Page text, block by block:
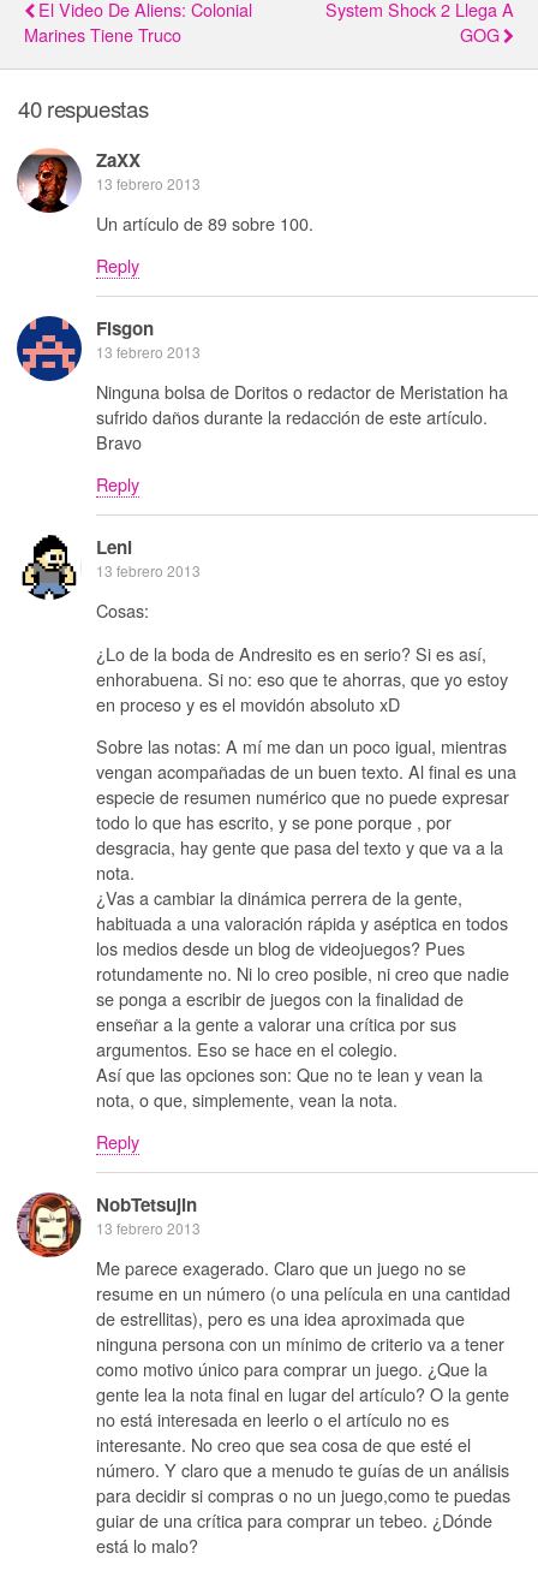
El Video De Aliens: Colonial
Marines Tiene Truco
System Shock 2 Llega A
GOG
40 respuestas
ZaXX
13 febrero 2013
Un artículo de 89 sobre 100.
Reply
Fisgon
13 febrero 2013
Ninguna bolsa de Doritos o redactor de Meristation ha
sufrido daños durante la redacción de este artículo.
Bravo
Reply
Leni
13 febrero 2013
Cosas:
¿Lo de la boda de Andresito es en serio? Si es así,
enhorabuena. Si no: eso que te ahorras, que yo estoy
en proceso y es el movidón absoluto xD
Sobre las notas: A mí me dan un poco igual, mientras
vengan acompañadas de un buen texto. Al final es una
especie de resumen numérico que no puede expresar
todo lo que has escrito, y se pone porque , por
desgracia, hay gente que pasa del texto y que va a la
nota.
¿Vas a cambiar la dinámica perrera de la gente,
habituada a una valoración rápida y aséptica en todos
los medios desde un blog de videojuegos? Pues
rotundamente no. Ni lo creo posible, ni creo que nadie
se ponga a escribir de juegos con la finalidad de
enseñar a la gente a valorar una crítica por sus
argumentos. Eso se hace en el colegio.
Así que las opciones son: Que no te lean y vean la
nota, o que, simplemente, vean la nota.
Reply
NobTetsujin
13 febrero 2013
Me parece exagerado. Claro que un juego no se
resume en un número (o una película en una cantidad
de estrellitas), pero es una idea aproximada que
ninguna persona con un mínimo de criterio va a tener
como motivo único para comprar un juego. ¿Que la
gente lea la nota final en lugar del artículo? O la gente
no está interesada en leerlo o el artículo no es
interesante. No creo que sea cosa de que esté el
número. Y claro que a menudo te guías de un análisis
para decidir si compras o no un juego,como te puedas
guiar de una crítica para comprar un tebeo. ¿Dónde
está lo malo?